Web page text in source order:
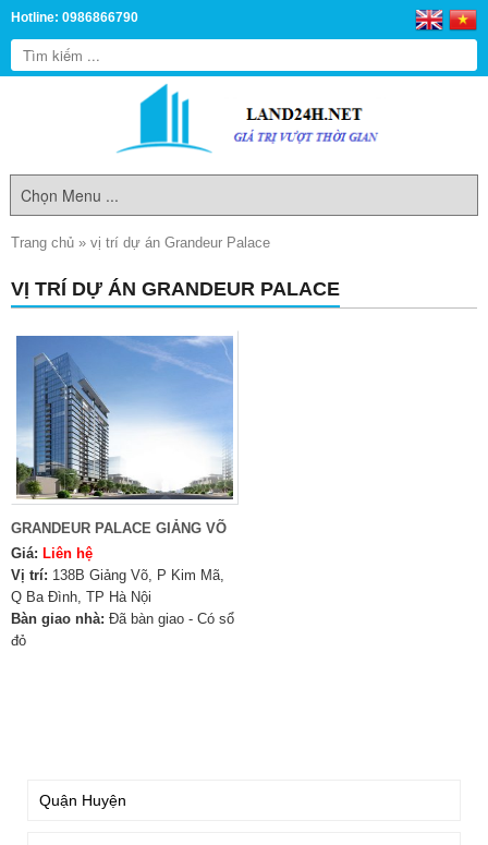
Hotline: 0986866790
Trang chủ » vị trí dự án Grandeur Palace
VỊ TRÍ DỰ ÁN GRANDEUR PALACE
GRANDEUR PALACE GIẢNG VÕ
Giá: Liên hệ
Vị trí: 138B Giảng Võ, P Kim Mã,
Q Ba Đình, TP Hà Nội
Bàn giao nhà: Đã bàn giao - Có sổ
đỏ